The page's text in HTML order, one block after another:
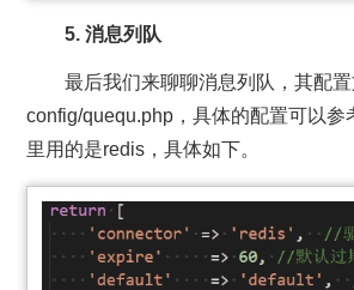
5. 消息列队
最后我们来聊聊消息列队，其配
config/quequ.php，具体的配置可以参
里用的是redis，具体如下。